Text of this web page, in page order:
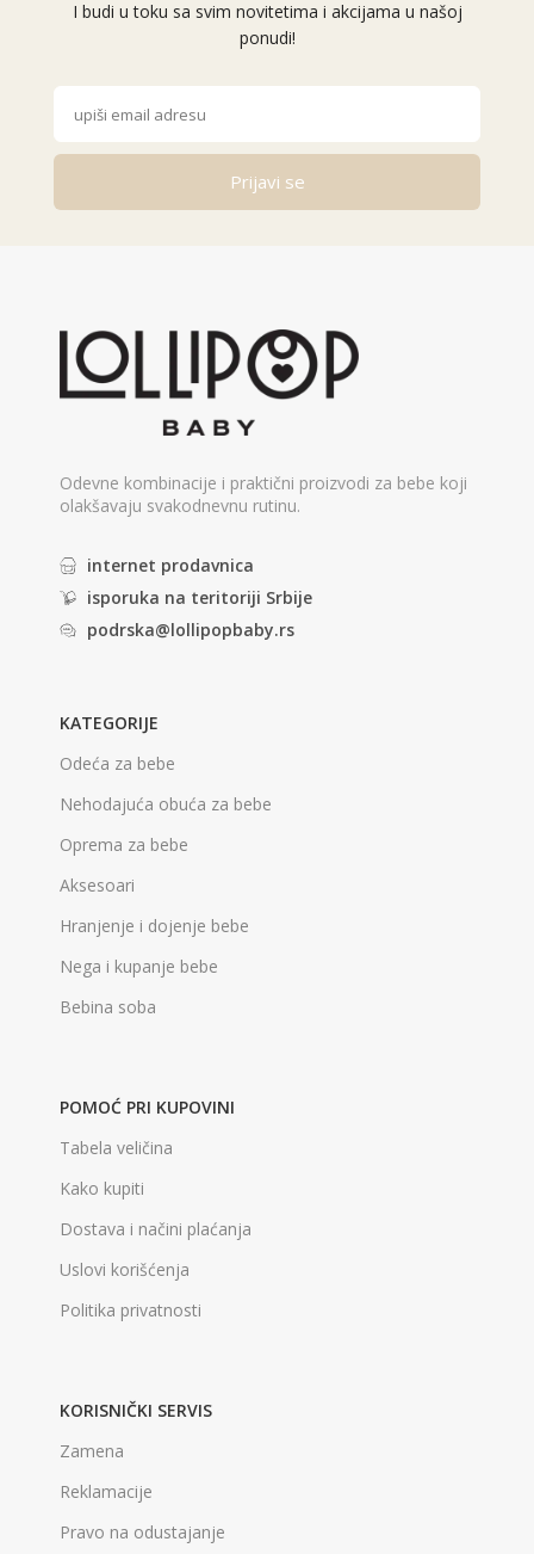
I budi u toku sa svim novitetima i akcijama u našoj
ponudi!
Prijavi se
Odevne kombinacije i praktični proizvodi za bebe koji
olakšavaju svakodnevnu rutinu.
internet prodavnica
isporuka na teritoriji Srbije
podrska@lollipopbaby.rs
KATEGORIJE
Odeća za bebe
Nehodajuća obuća za bebe
Oprema za bebe
Aksesoari
Hranjenje i dojenje bebe
Nega i kupanje bebe
Bebina soba
POMOĆ PRI KUPOVINI
Tabela veličina
Kako kupiti
Dostava i načini plaćanja
Uslovi korišćenja
Politika privatnosti
KORISNIČKI SERVIS
Zamena
Reklamacije
Pravo na odustajanje